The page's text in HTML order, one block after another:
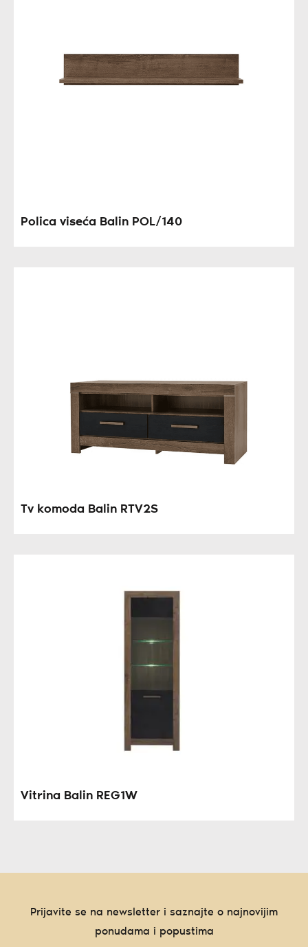
Polica viseća Balin POL/140
Tv komoda Balin RTV2S
Vitrina Balin REG1W
Prijavite se na newsletter i saznajte o najnovijim
ponudama i popustima